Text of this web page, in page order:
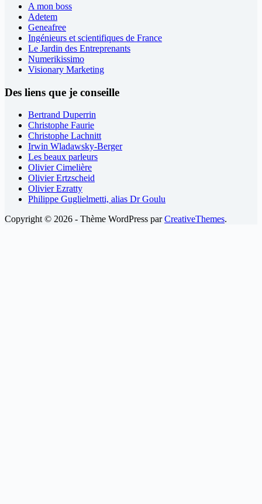
A mon boss
Adetem
Geneafree
Ingénieurs et scientifiques de France
Le Jardin des Entreprenants
Numerikissimo
Visionary Marketing
Des liens que je conseille
Bertrand Duperrin
Christophe Faurie
Christophe Lachnitt
Irwin Wladawsky-Berger
Les beaux parleurs
Olivier Cimelière
Olivier Ertzscheid
Olivier Ezratty
Philippe Guglielmetti, alias Dr Goulu
Copyright © 2026 - Thème WordPress parCreativeThemes.